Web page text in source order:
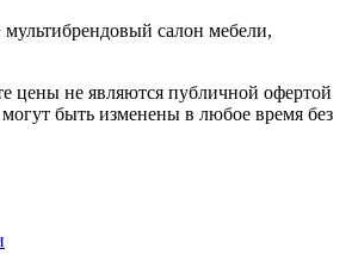
салон мебели,
цены не являются публичной офертой
быть изменены в любое время без